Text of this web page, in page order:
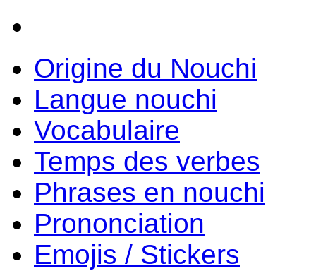
Origine du Nouchi
Langue nouchi
Vocabulaire
Temps des verbes
Phrases en nouchi
Prononciation
Emojis / Stickers